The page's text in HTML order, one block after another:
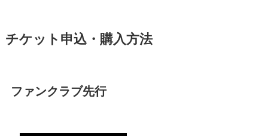
チケット申込・購入方法
ファンクラブ先行